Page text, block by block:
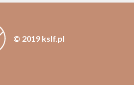
© 2019 kslf.pl